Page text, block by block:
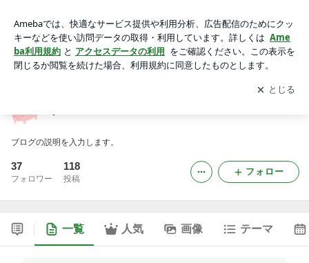
アプリをダウンロードして ブログの更新通知
を受け取りまし
ょう。
開く
ブログの説明を入力します。
37
フォロワー
118
投稿
フォロー
一覧 人気 画像 テーマ